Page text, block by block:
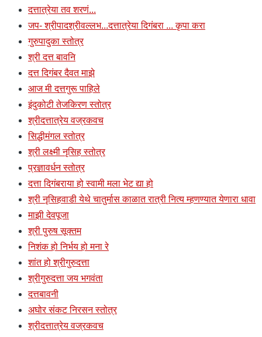
दत्तात्रेया तव शरणं...
जप- श्रीपादश्रीवल्लभ...दत्तात्रेया दिगंबरा ... कृपा करा
गुरुपादुका स्तोत्र
श्री दत्त बावनि
दत्त दिगंबर दैवत माझे
आज मी दत्तगुरू पाहिले
इंदुकोटी तेजकिरण स्तोत्र
श्रीदत्तात्रेय वज्रकवच
सिद्धीमंगल स्तोत्र
श्री लक्ष्मी नृसिह स्तोत्र
प्रज्ञावर्धन स्तोत्र
दत्ता दिगंबराया हो स्वामी मला भेट द्या हो
श्री नृसिहवाडी येथे चातुर्मास काळात रात्री नित्य म्हणण्यात येणारा धावा
माझी देवपूजा
श्री पुरुष सूक्तम
निशंक हो निर्भय हो मना रे
शांत हो श्रीगुरुदत्ता
श्रीगुरुदत्ता जय भगवंता
दत्तबावनी
अघोर संकट निरसन स्तोत्र
श्रीदत्तात्रेय वज्रकवच